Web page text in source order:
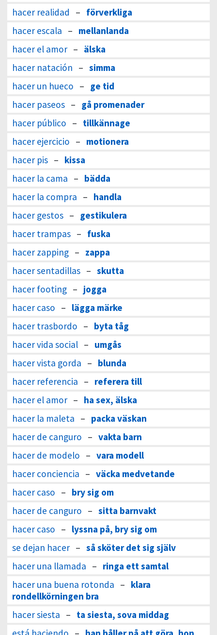
hacer realidad
– förverkliga
hacer escala – mellanlanda
hacer el amor – älska
hacer natación – simma
hacer un hueco – ge tid
hacer paseos – gå promenader
hacer público – tillkännage
hacer ejercicio – motionera
hacer pis – kissa
hacer la cama – bädda
hacer la compra – handla
hacer gestos – gestikulera
hacer trampas – fuska
hacer zapping – zappa
hacer sentadillas – skutta
hacer footing – jogga
hacer caso – lägga märke
hacer trasbordo – byta tåg
hacer vida social – umgås
hacer vista gorda – blunda
hacer referencia – referera till
hacer el amor – ha sex, älska
hacer la maleta – packa väskan
hacer de canguro – vakta barn
hacer de modelo – vara modell
hacer conciencia – väcka medvetande
hacer caso – bry sig om
hacer de canguro – sitta barnvakt
hacer caso – lyssna på, bry sig om
se dejan hacer – så sköter det sig själv
hacer una llamada – ringa ett samtal
hacer una buena rotonda – klara
rondellkörningen bra
hacer siesta – ta siesta, sova middag